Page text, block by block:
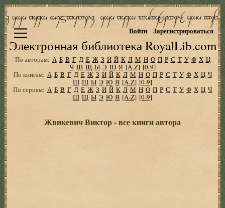
Электронная библиотека RoyalLib.com
Войти Зарегистрироваться
По авторам: А Б В Г Д Е Ж З И Й К Л М Н О П Р С Т У Ф Х Ц
Ч Ш Щ Ы Э Ю Я [A-Z] [0-9]
По книгам: А Б В Г Д Е Ж З И Й К Л М Н О П Р С Т У Ф Х Ц Ч
Ш Щ Ы Э Ю Я [A-Z] [0-9]
По сериям: А Б В Г Д Е Ж З И Й К Л М Н О П Р С Т У Ф Х Ц Ч
Ш Щ Ы Э Ю Я [A-Z] [0-9]
Жвикевич Виктор - все книги автора